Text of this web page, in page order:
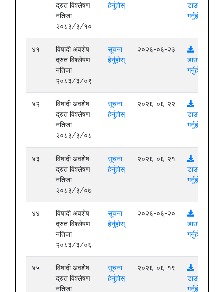
द्रुत विश्लेषण
नतिजा
२०८३/३/१०
हेर्नुहोस्
डाउनलोड
गर्नुहोस्
४१
विषादी अवशेष
द्रुत विश्लेषण
नतिजा
२०८३/३/०९
सूचना
हेर्नुहोस्
२०२६-०६-२३
डाउनलोड
गर्नुहोस्
४२
विषादी अवशेष
द्रुत विश्लेषण
नतिजा
२०८३/३/०८
सूचना
हेर्नुहोस्
२०२६-०६-२२
डाउनलोड
गर्नुहोस्
४३
विषादी अवशेष
द्रुत विश्लेषण
नतिजा
२०८३/३/०७
सूचना
हेर्नुहोस्
२०२६-०६-२१
डाउनलोड
गर्नुहोस्
४४
विषादी अवशेष
द्रुत विश्लेषण
नतिजा
२०८३/३/०६
सूचना
हेर्नुहोस्
२०२६-०६-२०
डाउनलोड
गर्नुहोस्
४५
विषादी अवशेष
द्रुत विश्लेषण
नतिजा
सूचना
हेर्नुहोस्
२०२६-०६-१९
डाउनलोड
गर्नुहोस्